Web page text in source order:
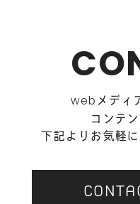
web メディ
コンテ
下記よりお気軽